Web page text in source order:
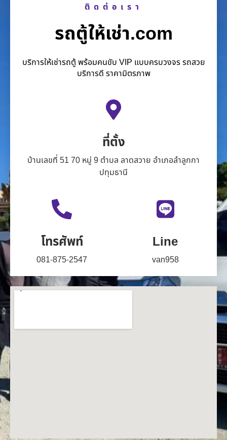
ติดต่อเรา
รถตู้ให้เช่า.com
บริการให้เช่ารถตู้ พร้อมคนขับ VIP แบบครบวงจร รถสวย
บริการดี ราคามิตรภาพ
ที่ตั้ง
บ้านเลขที่ 51 70 หมู่ 9 ตำบล ลาดสวาย อำเภอลำลูกกา
ปทุมธานี
โทรศัพท์
081-875-2547
Line
van958